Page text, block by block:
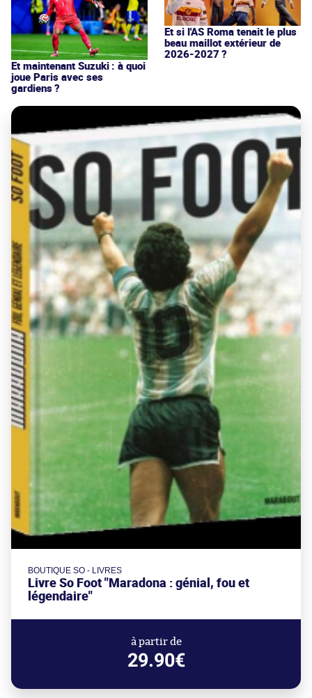
Et maintenant Suzuki : à quoi
joue Paris avec ses
gardiens ?
Et si l'AS Roma tenait le plus
beau maillot extérieur de
2026-2027 ?
BOUTIQUE SO - LIVRES
Livre So Foot "Maradona : génial, fou et
légendaire"
à partir de
29.90€